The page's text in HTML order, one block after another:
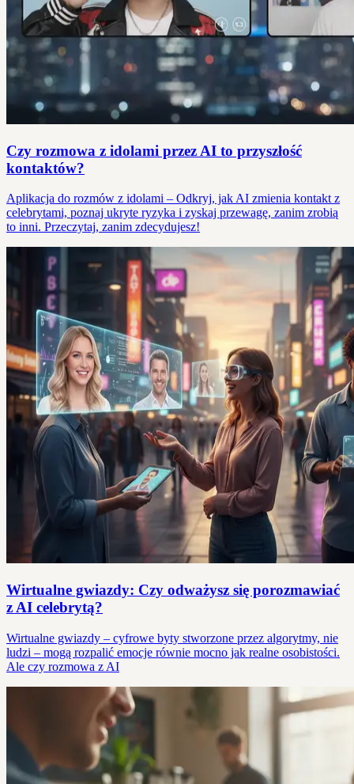
Czy rozmowa z idolami przez AI to przyszłość
kontaktów?
Aplikacja do rozmów z idolami – Odkryj, jak AI zmienia kontakt z
celebrytami, poznaj ukryte ryzyka i zyskaj przewagę, zanim zrobią
to inni. Przeczytaj, zanim zdecydujesz!
Wirtualne gwiazdy: Czy odważysz się porozmawiać
z AI celebrytą?
Wirtualne gwiazdy – cyfrowe byty stworzone przez algorytmy, nie
ludzi – mogą rozpalić emocje równie mocno jak realne osobistości.
Ale czy rozmowa z AI